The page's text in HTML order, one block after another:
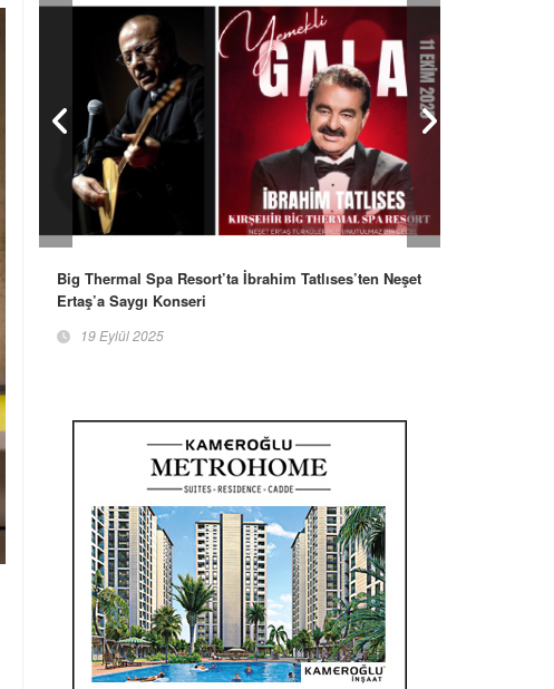
Big Thermal Spa Resort’ta İbrahim Tatlıses’ten Neşet
Ertaş’a Saygı Konseri
19 Eylül 2025